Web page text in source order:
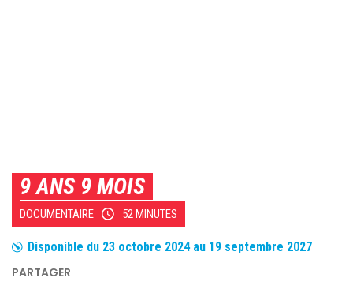
9 ANS 9 MOIS
DOCUMENTAIRE 52 MINUTES
Disponible du 23 octobre 2024 au 19 septembre 2027